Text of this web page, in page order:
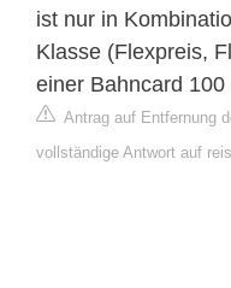
ist nur in
Klasse (Flexpreis,
einer Bahncard
Antrag auf Entfernung
vollständige Antwort auf